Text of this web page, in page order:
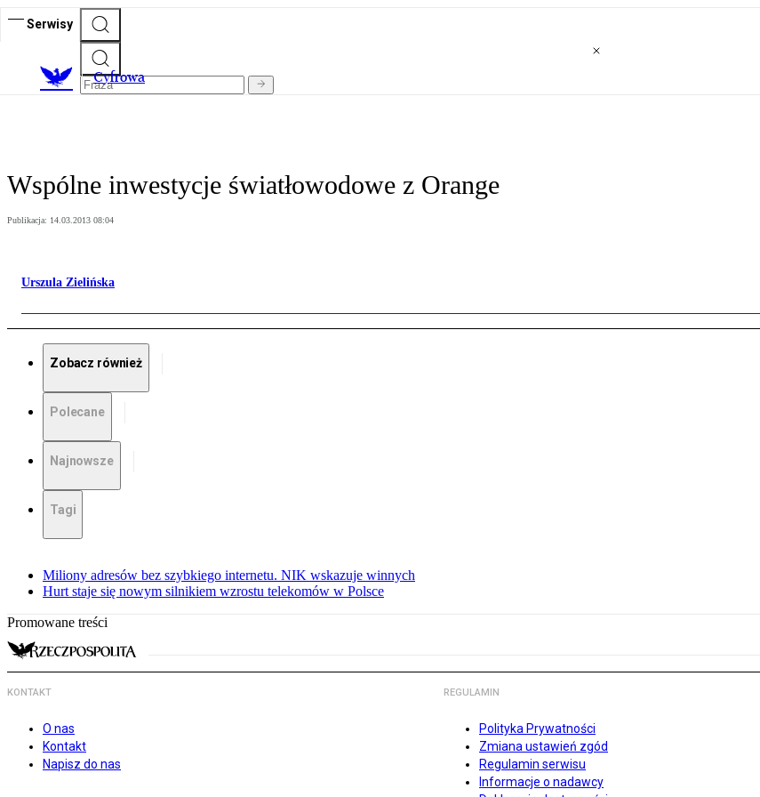
Serwisy
Cyfrowa
Wspólne inwestycje światłowodowe z Orange
Publikacja: 14.03.2013 08:04
Urszula Zielińska
Zobacz również
Polecane
Najnowsze
Tagi
Miliony adresów bez szybkiego internetu. NIK wskazuje winnych
Hurt staje się nowym silnikiem wzrostu telekomów w Polsce
Promowane treści
KONTAKT
O nas
Kontakt
Napisz do nas
REGULAMIN
Polityka Prywatności
Zmiana ustawień zgód
Regulamin serwisu
Informacje o nadawcy